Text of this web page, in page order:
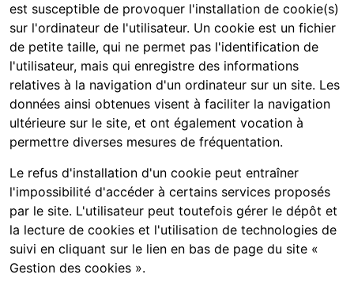
est susceptible de provoquer l'installation de cookie(s)
sur l'ordinateur de l'utilisateur. Un cookie est un fichier
de petite taille, qui ne permet pas l'identification de
l'utilisateur, mais qui enregistre des informations
relatives à la navigation d'un ordinateur sur un site. Les
données ainsi obtenues visent à faciliter la navigation
ultérieure sur le site, et ont également vocation à
permettre diverses mesures de fréquentation.
Le refus d'installation d'un cookie peut entraîner
l'impossibilité d'accéder à certains services proposés
par le site. L'utilisateur peut toutefois gérer le dépôt et
la lecture de cookies et l'utilisation de technologies de
suivi en cliquant sur le lien en bas de page du site «
Gestion des cookies ».